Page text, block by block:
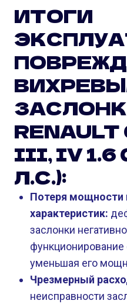
ИТОГИ
III, IV 1.6
Л.С.):
Потеря мощности
характеристик:
заслонки
функционирование
уменьшая его
Чрезмерный
неисправности